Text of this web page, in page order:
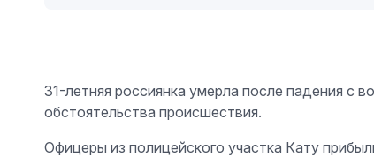
31-летняя россиянка умерла после падения с
обстоятельства происшествия.
Офицеры из полицейского участка Кату